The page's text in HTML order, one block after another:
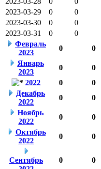
2023-03-29
0 0
2023-03-30
0 0
2023-03-31
0 0
Февраль
2023
0 0
Январь
2023
0 0
2022
0 0
Декабрь
2022
0 0
Ноябрь
2022
0 0
Октябрь
2022
0 0
Сентябрь
0 0